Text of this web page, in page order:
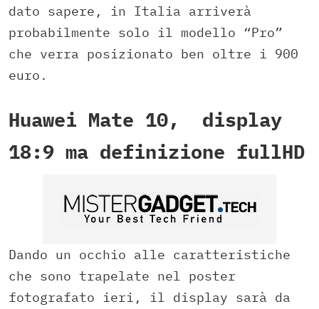
dato sapere, in Italia arriverà
probabilmente solo il modello “Pro”
che verra posizionato ben oltre i 900
euro.
Huawei Mate 10, display
18:9 ma definizione fullHD
Dando un occhio alle caratteristiche
che sono trapelate nel poster
fotografato ieri, il display sarà da